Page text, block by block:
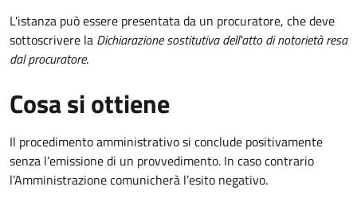
L'istanza può essere presentata da un procuratore, che deve
sottoscrivere la Dichiarazione sostitutiva dell'atto di notorietà resa
dal procuratore.
Cosa si ottiene
Il procedimento amministrativo si conclude positivamente
senza l’emissione di un provvedimento. In caso contrario
l’Amministrazione comunicherà l’esito negativo.